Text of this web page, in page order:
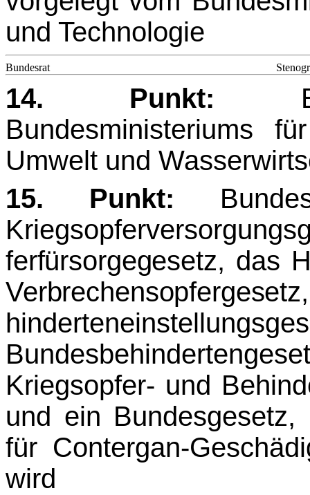
und Technologie
Bundesrat
14. Punkt: EU-
Bundesministeriums
Umwelt und
15. Punkt:
ferfürsorgegesetz, das
Kriegsopfer- und
und ein
für Contergan-
wird